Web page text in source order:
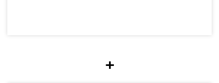
+